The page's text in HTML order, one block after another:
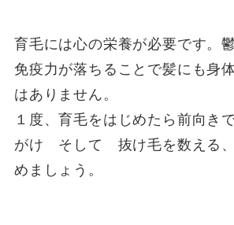
育毛には心の栄養が必要です。
免疫力が落ちることで髪にも身
はありません。
１度、育毛をはじめたら前向き
がけ そして 抜け毛を数える、
めましょう。